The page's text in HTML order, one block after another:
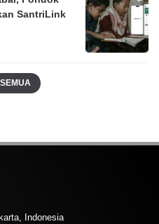
SantriLink
Indonesia